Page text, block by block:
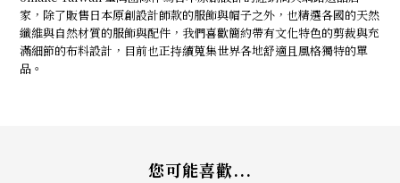
家，除了販售日本原創設計師款的服飾與帽子之外，也精選各國的天然
纖維與自然材質的服飾與配件，我們喜歡簡約帶有文化特色的剪裁與充
滿細節的布料設計，目前也正持續蒐集世界各地舒適且風格獨特的單
品。
您可能喜歡...